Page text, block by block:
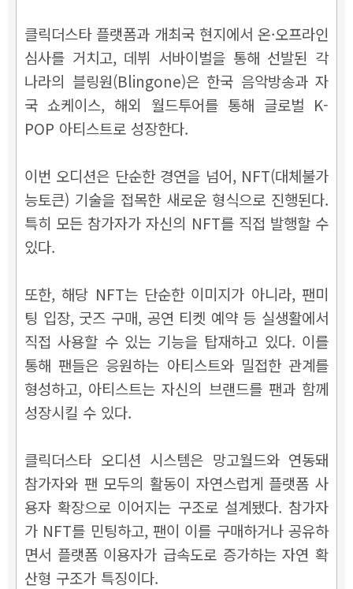
클릭더스타 플랫폼과 개최국 현지에서 온·오프라인
심사를 거치고, 데뷔 서바이벌을 통해 선발된 각
나라의 블링원(Blingone)은 한국 음악방송과 자
국 쇼케이스, 해외 월드투어를 통해 글로벌 K-
POP 아티스트로 성장한다.
이번 오디션은 단순한 경연을 넘어, NFT(대체불가
능토큰) 기술을 접목한 새로운 형식으로 진행된다.
특히 모든 참가자가 자신의 NFT를 직접 발행할 수
있다.
또한, 해당 NFT는 단순한 이미지가 아니라, 팬미
팅 입장, 굿즈 구매, 공연 티켓 예약 등 실생활에서
직접 사용할 수 있는 기능을 탑재하고 있다. 이를
통해 팬들은 응원하는 아티스트와 밀접한 관계를
형성하고, 아티스트는 자신의 브랜드를 팬과 함께
성장시킬 수 있다.
클릭더스타 오디션 시스템은 망고월드와 연동돼
참가자와 팬 모두의 활동이 자연스럽게 플랫폼 사
용자 확장으로 이어지는 구조로 설계됐다. 참가자
가 NFT를 민팅하고, 팬이 이를 구매하거나 공유하
면서 플랫폼 이용자가 급속도로 증가하는 자연 확
산형 구조가 특징이다.